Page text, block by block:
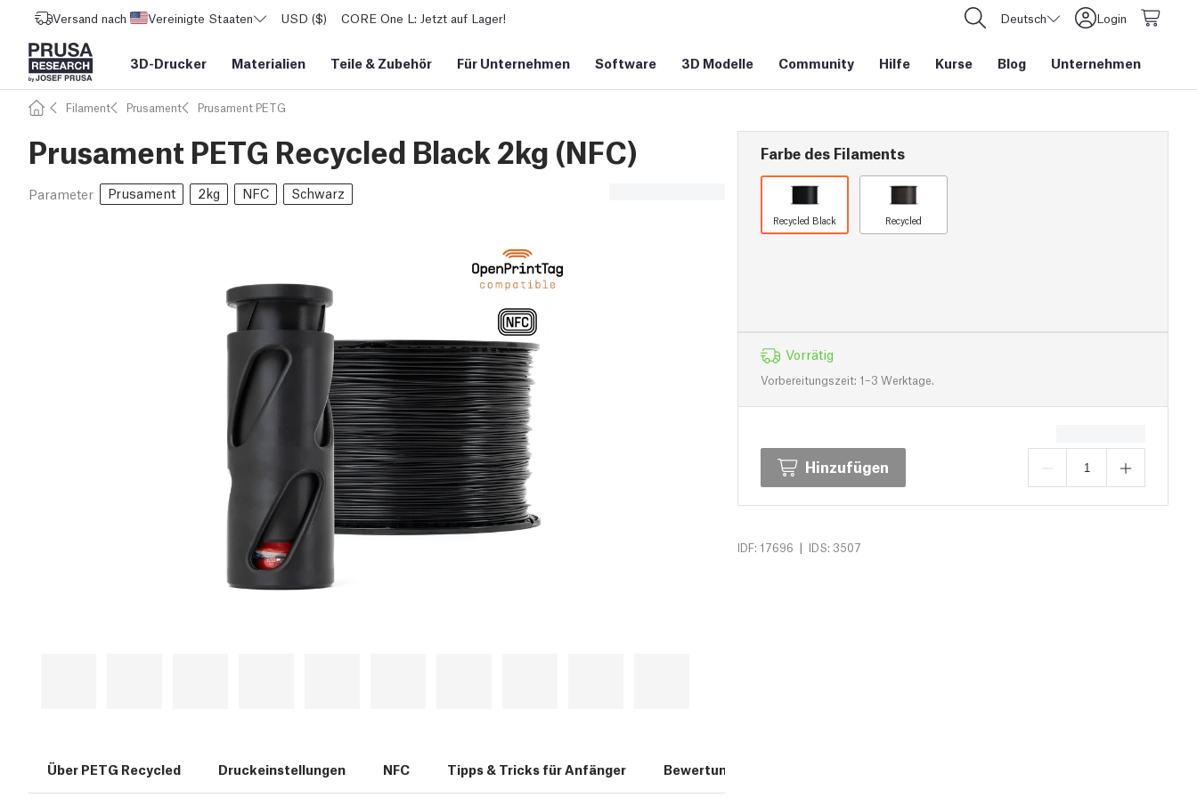
Versand nach Vereinigte Staaten USD ($) CORE One L: Jetzt auf Lager! Deutsch Login
3D-Drucker Materialien Teile & Zubehör Für Unternehmen Software 3D Modelle Community Hilfe Kurse Blog Unternehmen
Filament Prusament Prusament PETG
Prusament PETG Recycled Black 2kg (NFC)
Parameter Prusament 2kg NFC Schwarz
Farbe des Filaments
Recycled Black Recycled
Vorrätig
Vorbereitungszeit: 1–3 Werktage.
Hinzufügen
IDF: 17696 | IDS: 3507
Über PETG Recycled Druckeinstellungen NFC Tipps & Tricks für Anfänger Bewertungen (0)